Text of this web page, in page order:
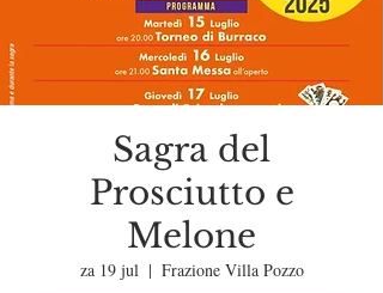
Sagra del
Prosciutto e
Melone
za 19 jul
  |
Frazione Villa Pozzo